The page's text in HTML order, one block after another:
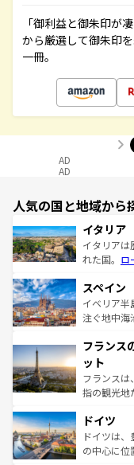
「御利益と御朱印が
から厳選して御朱印
一冊。
AD
AD
人気の国と地域から
イタリア
イタリアは
れた国。 ロ
ろん、トス
景など、自
ピザやパス
ませてくれ
なお、新着
しい。
スペイン
イベリア半
注ぐ地中海
文化が根付
れる闘牛、
る。首都マ
アートに溢
せる。地方
ンテンツ一
フランス
ット
フランスは
指の観光地
で、幅広い
聖堂、美
から魅了す
ドイツ
ドイツは
の中心に位